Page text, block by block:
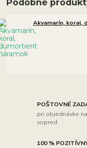
Podobné
Akvamarín, koral,
POŠTOVNÉ
pri objednávke
vopred
100 %